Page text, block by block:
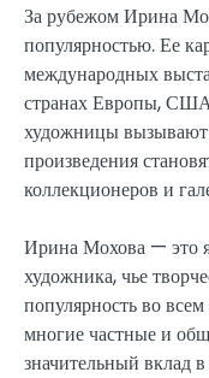
За рубежом Ирина
популярностью. Ее
международных
странах Европы,
художницы вызывают
произведения
коллекционеров и
Ирина Мохова — это
художника, чье
популярность во
многие частные и
значительный вклад